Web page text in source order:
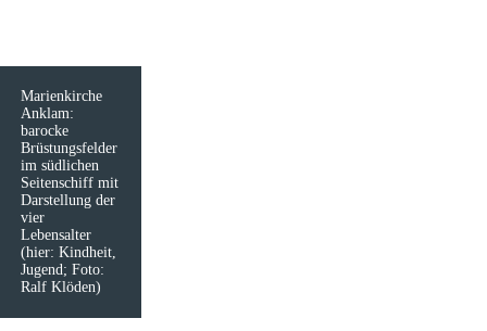
Marienkirche
Anklam:
barocke
Brüstungsfelder
im südlichen
Seitenschiff mit
Darstellung der
vier
Lebensalter
(hier: Kindheit,
Jugend; Foto:
Ralf Klöden)